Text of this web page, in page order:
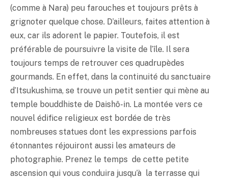
(comme à Nara) peu farouches et toujours prêts à
grignoter quelque chose. D’ailleurs, faites attention à
eux, car ils adorent le papier. Toutefois, il est
préférable de poursuivre la visite de l’île. Il sera
toujours temps de retrouver ces quadrupèdes
gourmands. En effet, dans la continuité du sanctuaire
d’Itsukushima, se trouve un petit sentier qui mène au
temple bouddhiste de Daishô-in. La montée vers ce
nouvel édifice religieux est bordée de très
nombreuses statues dont les expressions parfois
étonnantes réjouiront aussi les amateurs de
photographie. Prenez le temps de cette petite
ascension qui vous conduira jusqu’à la terrasse qui